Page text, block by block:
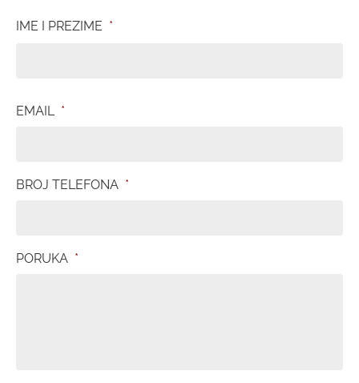
IME I PREZIME *
EMAIL *
BROJ TELEFONA *
PORUKA *